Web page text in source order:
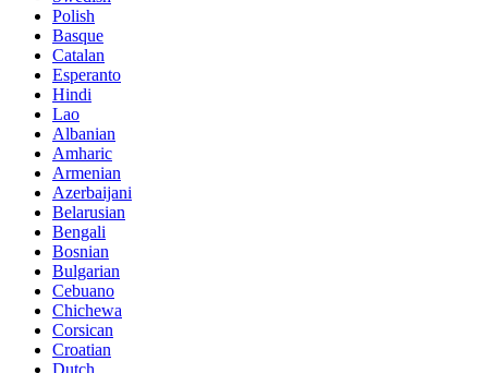
Polish
Basque
Catalan
Esperanto
Hindi
Lao
Albanian
Amharic
Armenian
Azerbaijani
Belarusian
Bengali
Bosnian
Bulgarian
Cebuano
Chichewa
Corsican
Croatian
Dutch